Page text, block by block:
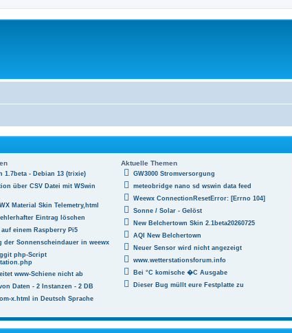
Aktuelle Themen
1.7beta - Debian 13 (trixie)
über CSV Datei mit WSwin
Material Skin Telemetry,html
Eintrag löschen
auf einem Raspberry Pi5
der Sonnenscheindauer in weewx
php-Script
www-Schiene nicht ab
Daten - 2 Instanzen - 2 DB
x.html in Deutsch Sprache
GW3000 Stromversorgung
meteobridge nano sd wswin data feed
Weewx ConnectionResetError: [Errno 104]
Sonne / Solar - Gelöst
New Belchertown Skin 2.1beta20260725
AQI New Belchertown
Neuer Sensor wird nicht angezeigt
www.wetterstationsforum.info
Bei °C komische �C Ausgabe
Dieser Bug müllt eure Festplatte zu